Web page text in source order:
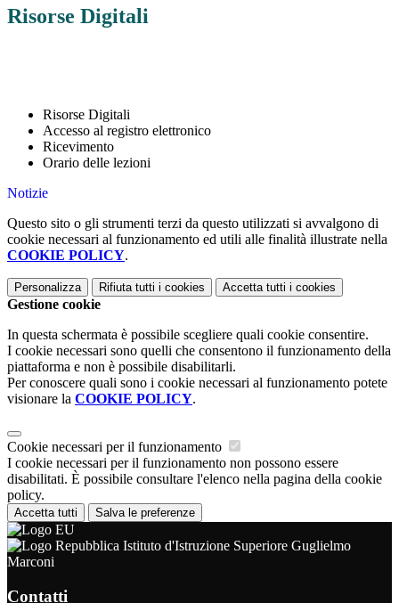
Risorse Digitali
Risorse Digitali
Accesso al registro elettronico
Ricevimento
Orario delle lezioni
Notizie
Questo sito o gli strumenti terzi da questo utilizzati si avvalgono di
cookie necessari al funzionamento ed utili alle finalità illustrate nella
COOKIE POLICY.
Personalizza Rifiuta tutti i cookies Accetta tutti i cookies
Gestione cookie
In questa schermata è possibile scegliere quali cookie consentire.
I cookie necessari sono quelli che consentono il funzionamento della
piattaforma e non è possibile disabilitarli.
Per conoscere quali sono i cookie necessari al funzionamento potete
visionare la COOKIE POLICY.
Cookie necessari per il funzionamento
I cookie necessari per il funzionamento non possono essere
disabilitati. È possibile consultare l'elenco nella pagina della cookie
policy.
Accetta tutti Salva le preferenze
Istituto d'Istruzione Superiore Guglielmo
Marconi
Contatti